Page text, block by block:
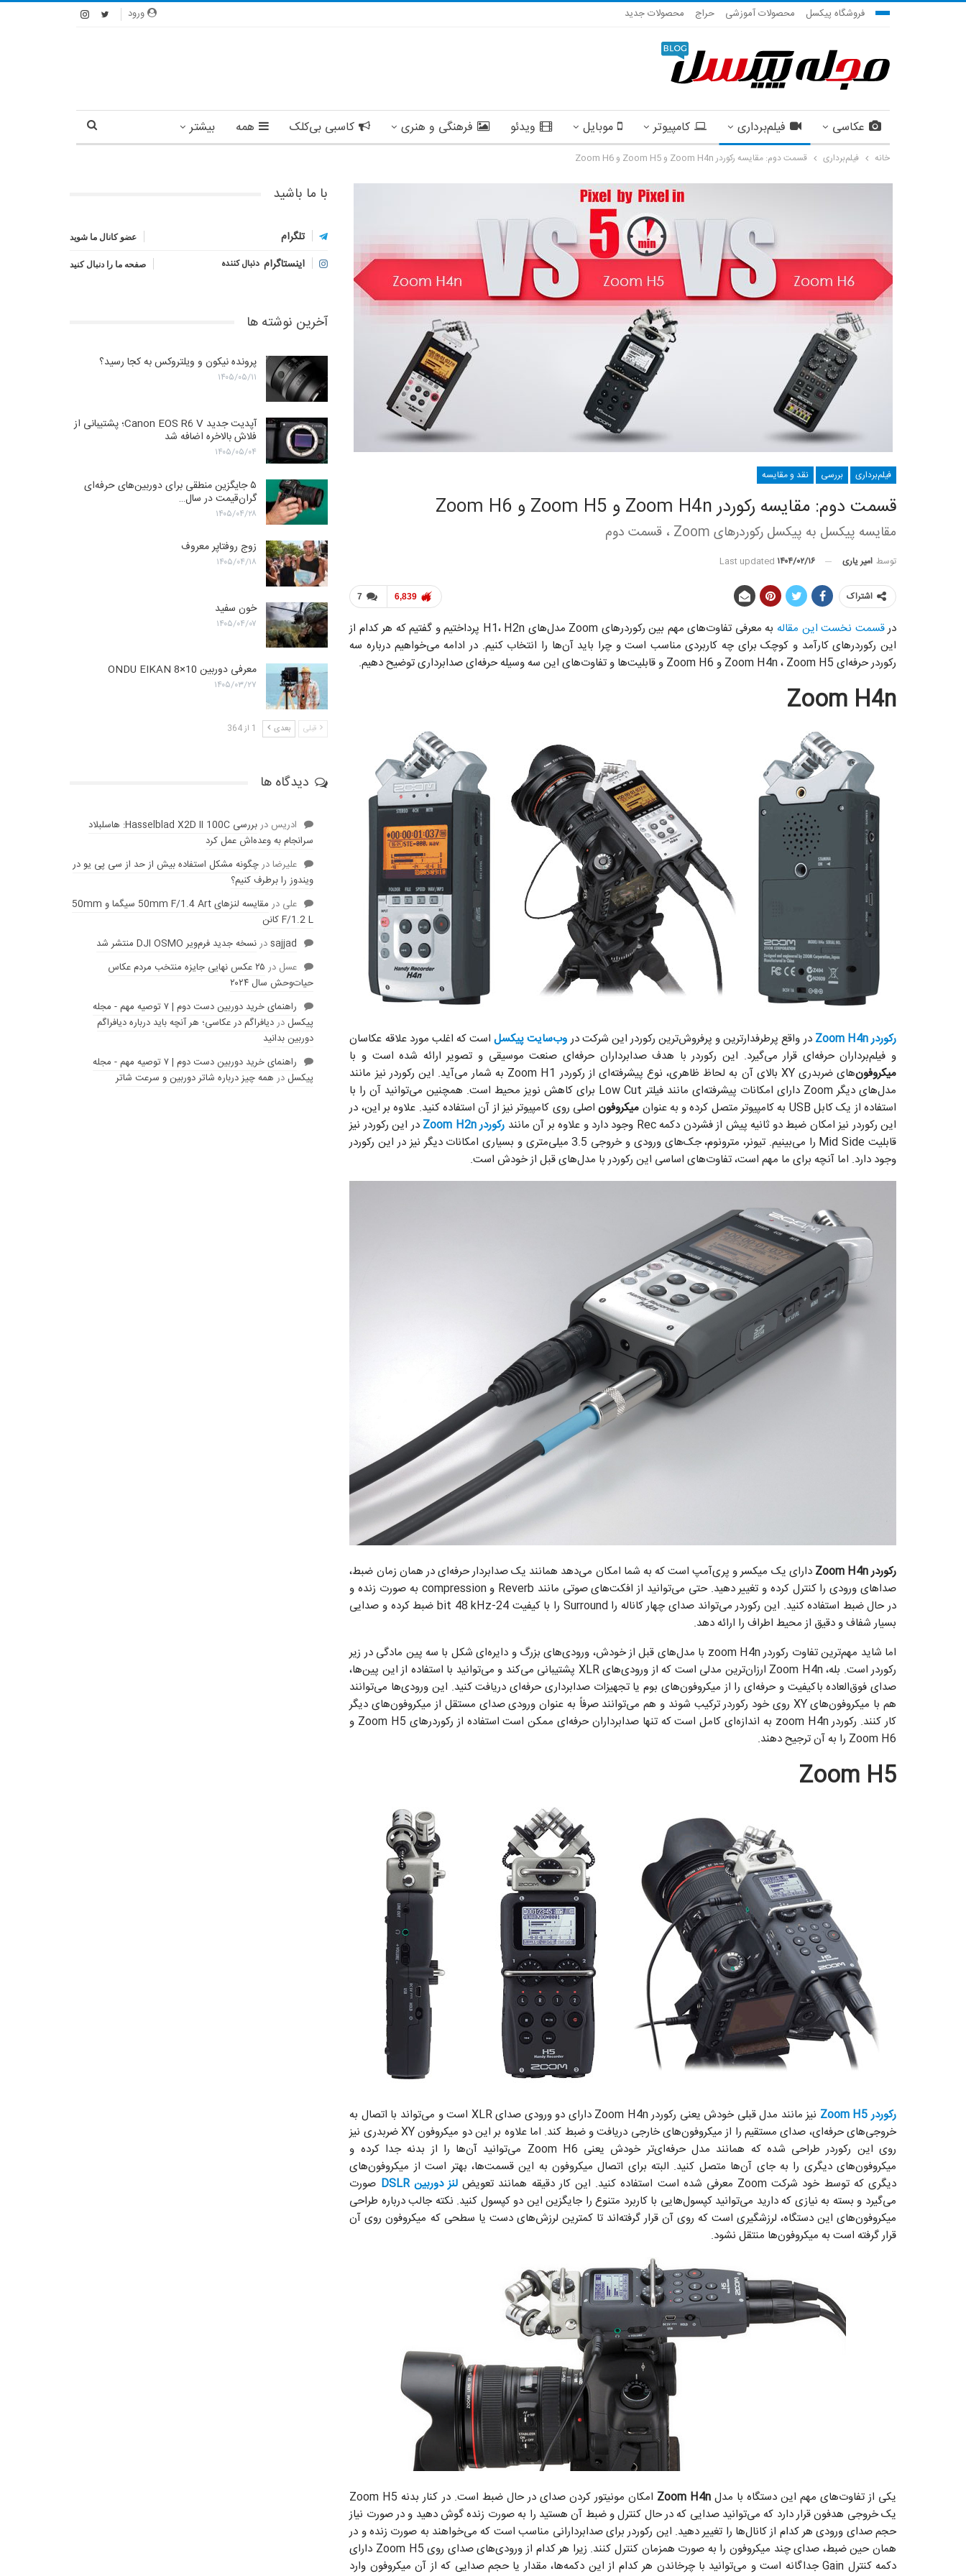
ورود فروشگاه پیکسل محصولات آموزشی حراج محصولات جدید
عکاسی فیلم‌برداری کامپیوتر موبایل ویدئو فرهنگی و هنری کاسبی بی‌کلک همه بیشتر
خانه فیلم‌برداری قسمت دوم: مقایسه رکوردر Zoom H4n و Zoom H5 و Zoom H6
فیلم‌برداری بررسی نقد و مقایسه
قسمت دوم: مقایسه رکوردر Zoom H4n و Zoom H5 و Zoom H6
مقایسه پیکسل به پیکسل رکوردرهای Zoom ، قسمت دوم
توسط امیر یاری Last updated ۱۴۰۴/۰۲/۱۶
7 6,839 اشتراک
درقسمت نخست این مقاله
به معرفی تفاوت‌های مهم بین رکوردر‌های Zoom مدل‌های H1، H2n پرداختیم و گفتیم که هر کدام از
این رکوردرهای کارآمد و کوچک برای چه کاربردی مناسب است و چرا باید آن‌ها را انتخاب کنیم. در ادامه می‌خواهیم درباره سه
رکوردر حرفه‌ای Zoom H4n ، Zoom H5 و Zoom H6 و قابلیت‌ها و تفاوت‌های این سه وسیله حرفه‌ای صدابرداری توضیح دهیم.
Zoom H4n
رکوردر Zoom H4n در واقع پرطرفدارترین و پرفروش‌ترین رکوردر این شرکت دروب‌سایت پیکسل است که اغلب مورد علاقه عکاسان
و فیلم‌برداران حرفه‌ای قرار می‌گیرد. این رکوردر با هدف صدابرداران حرفه‌ای صنعت موسیقی و تصویر ارائه شده است و با
میکروفون‌
های ضربدری XY بالای آن به لحاظ ظاهری، نوع پیشرفته‌‌ای از رکوردر Zoom H1 به شمار می‌آید. این رکوردر نیز مانند
مدل‌های دیگر Zoom دارای امکانات پیشرفته‌ای مانند فیلتر Low Cut برای کاهش نویز محیط است. همچنین می‌توانید آن را با
استفاده از یک کابل USB به کامپیوتر متصل کرده و به عنوان
میکروفوناصلی روی کامپیوتر نیز از آن استفاده کنید. علاوه بر این، در
این رکوردر نیز امکان ضبط دو ثانیه پیش از فشردن دکمه Rec وجود دارد و علاوه بر آن مانند
رکوردر Zoom H2n
در این رکوردر نیز
قابلیت Mid Side را می‌بینیم. تیونر، مترونوم، جک‌های ورودی و خروجی 3.5 میلی‌متری و بسیاری امکانات دیگر نیز در این رکوردر
وجود دارد. اما آنچه برای ما مهم است، تفاوت‌های اساسی این رکوردر با مدل‌های قبل از خودش است.
رکوردر Zoom H4n
دارای یک میکسر و پری‌آمپ است که به شما امکان می‌دهد همانند یک صدابردار حرفه‌ای در همان زمان ضبط،
صداهای ورودی را کنترل کرده و تغییر دهید. حتی می‌توانید از افکت‌های صوتی مانند Reverb و compression به صورت زنده و
در حال ضبط استفاده کنید. این رکوردر می‌تواند صدای چهار کاناله را Surround را با کیفیت 24-bit 48 kHz ضبط کرده و صدایی
بسیار شفاف و دقیق از محیط اطراف را ارائه دهد.
اما شاید مهم‌ترین تفاوت رکوردر zoom H4n با مدل‌های قبل از خودش، ورودی‌های بزرگ و دایره‌ای شکل با سه پین مادگی در زیر
رکوردر است. بله، Zoom H4n ارزان‌ترین مدلی است که از ورودی‌های XLR پشتیبانی می‌کند و می‌توانید با استفاده از این پین‌ها،
صدای فوق‌العاده باکیفیت و حرفه‌ای را از میکروفون‌های بوم یا تجهیزات صدابرداری حرفه‌ای دریافت کنید. این ورودی‌ها می‌توانند
هم با میکروفون‌های XY روی خود رکوردر ترکیب شوند و هم می‌توانند صرفاً به عنوان ورودی صدای مستقل از میکروفون‌های دیگر
کار کنند. رکوردر zoom H4n به اندازه‌ای کامل است که تنها صدابرداران حرفه‌ای ممکن است استفاده از رکوردر‌های Zoom H5 و
Zoom H6 را به آن ترجیح دهند.
Zoom H5
رکوردر Zoom H5
نیز مانند مدل قبلی خودش یعنی رکوردر Zoom H4n دارای دو ورودی صدای XLR است و می‌تواند با اتصال به
خروجی‌های حرفه‌ای، صدای مستقیم را از میکروفون‌های خارجی دریافت و ضبط کند. اما علاوه بر این دو میکروفون XY ضربدری نیز
روی این رکوردر طراحی شده که همانند مدل حرفه‌ای‌تر خودش یعنی Zoom H6 می‌توانید آن‌ها را از بدنه جدا کرده و
میکروفون‌های دیگری را به جای آن‌ها متصل کنید. البته برای اتصال میکروفون به این قسمت‌ها، بهتر است از میکروفون‌های
دیگری که توسط خود شرکت Zoom معرفی شده است استفاده کنید. این کار دقیقه همانند تعویض
لنز دوربین‌ DSLR
صورت
می‌گیرد و بسته به نیازی که دارید می‌توانید کپسول‌هایی با کاربرد متنوع را جایگزین این دو کپسول کنید. نکته جالب درباره طراحی
میکروفون‌های این دستگاه، لرزشگیری است که روی آن قرار گرفته‌اند تا کمترین لرزش‌های دست یا سطحی که میکروفون روی آن
قرار گرفته است به میکروفون‌ها منتقل نشود.
یکی از تفاوت‌های مهم این دستگاه با مدلZoom H4n
امکان مونیتور کردن صدای در حال ضبط است. در کنار بدنه Zoom H5
یک خروجی هدفون قرار دارد که می‌توانید صدایی که در حال کنترل و ضبط آن هستید را به صورت زنده گوش دهید و در صورت نیاز
حجم صدای ورودی هر کدام از کانال‌ها را تغییر دهید. این رکوردر برای صدابردارانی مناسب است که می‌خواهند به صورت زنده و در
همان حین ضبط، صدای چند میکروفون را به صورت همزمان کنترل کنند. زیرا هر کدام از ورودی‌های صدای روی Zoom H5 دارای
دکمه کنترل Gain جداگانه است و می‌توانید با چرخاندن هر کدام از این دکمه‌ها، مقدار یا حجم صدایی که از آن میکروفون وارد
با ما باشید
تلگرام عضو کانال ما شوید
اینستاگرام دنبال کننده صفحه ما را دنبال کنید
آخرین نوشته ها
پرونده نیکون و ویلتروکس به کجا رسید؟
۱۴۰۵/۰۵/۱۱
آپدیت جدید Canon EOS R6 V؛ پشتیبانی از
فلاش بالاخره اضافه شد
۱۴۰۵/۰۵/۰۴
۵ جایگزین منطقی برای دوربین‌های حرفه‌ای
گران‌قیمت در سال…
۱۴۰۵/۰۴/۲۸
زوج روفتاپر معروف
۱۴۰۵/۰۴/۱۸
خون سفید
۱۴۰۵/۰۴/۰۷
معرفی دوربین ONDU EIKAN 8×10
۱۴۰۵/۰۳/۲۷
قبلی بعدی 1 از 364
دیدگاه ها
ادریس در
بررسی Hasselblad X2D II 100C: هاسلبلاد
سرانجام به وعده‌‌اش عمل کرد
عليرضادرچگونه مشکل استفاده بیش از حد از سی پی یو در
ویندوز را برطرف کنیم؟
علی در
مقایسه لنز‌های 50mm F/1.4 Art سیگما و 50mm
F/1.2 L کانن
sajjadدرنسخه جدید فرم‌ویر DJI OSMO منتشر شد
عسل در
۲۵ عکس نهایی جایزه منتخب مردم عکاس
حیات‌وحش سال ۲۰۲۴
راهنمای خرید دوربین دست دوم | ۷ توصیه مهم - مجله
پیکسلدردیافراگم در عکاسی؛ هر آنچه باید درباره دیافراگم
دوربین بدانید
راهنمای خرید دوربین دست دوم | ۷ توصیه مهم - مجله
پیکسلدر همه چیز درباره شاتر دوربین و سرعت شاتر